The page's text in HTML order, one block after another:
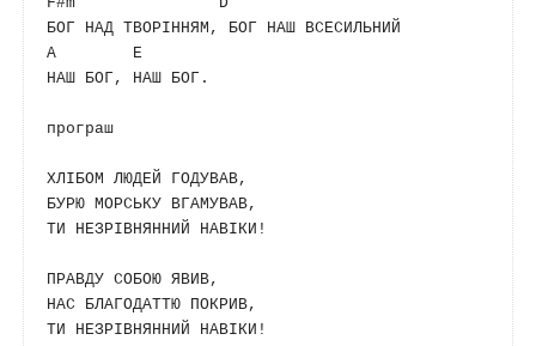
F#m
D
A
E
НАШ БОГ, НАШ БОГ.
програш
ХЛІБОМ ЛЮДЕЙ ГОДУВАВ,
БУРЮ МОРСЬКУ ВГАМУВАВ,
ТИ НЕЗРІВНЯННИЙ НАВІКИ!
ПРАВДУ СОБОЮ ЯВИВ,
НАС БЛАГОДАТТЮ ПОКРИВ,
ТИ НЕЗРІВНЯННИЙ НАВІКИ!